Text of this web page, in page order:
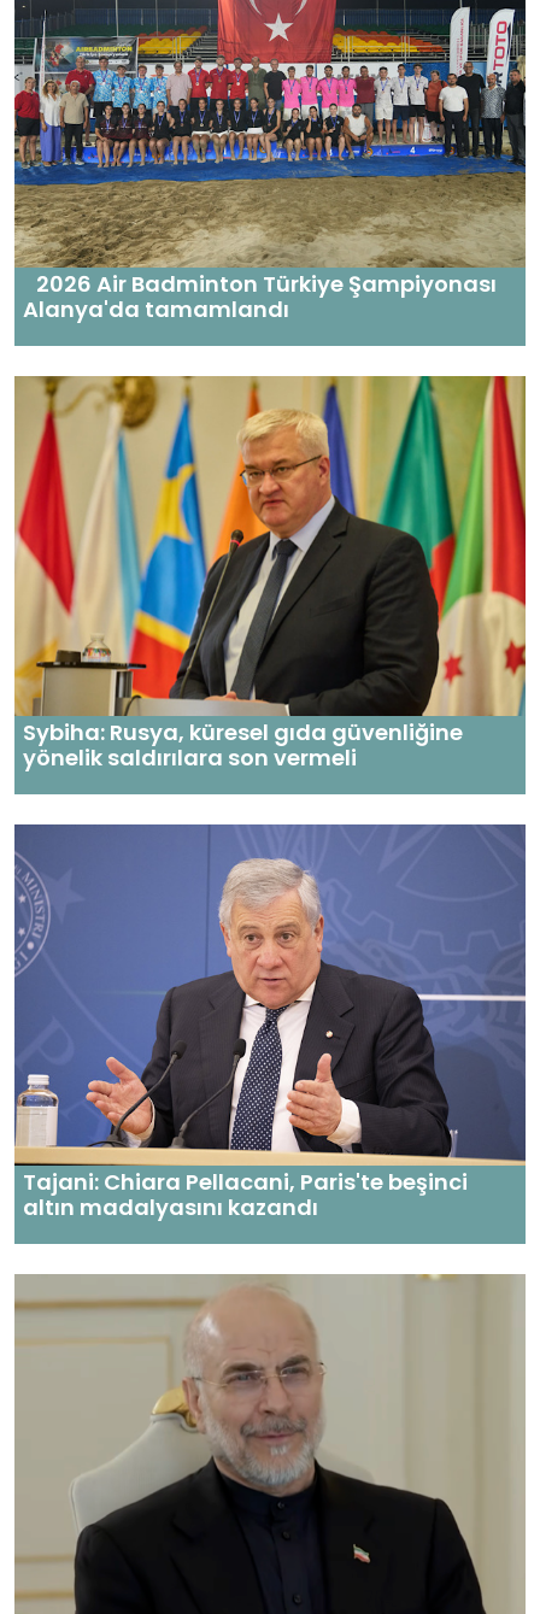
2026 Air Badminton Türkiye Şampiyonası
Alanya'da tamamlandı
Sybiha: Rusya, küresel gıda güvenliğine
yönelik saldırılara son vermeli
Tajani: Chiara Pellacani, Paris'te beşinci
altın madalyasını kazandı